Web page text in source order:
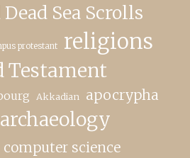
Sea Scrolls
protestant religions
Testament
Akkadian apocrypha
archaeology
computer science